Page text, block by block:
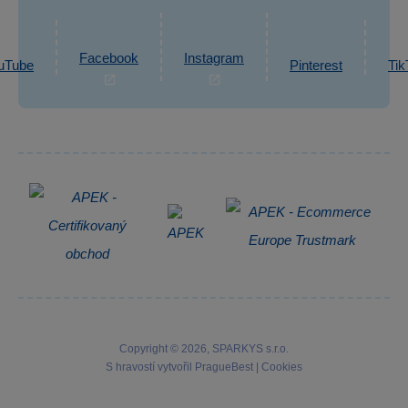
Informace o zpracování osobních údajů
Napsat zprávu
Facebook Instagram Pinterest
Copyright © 2026, SPARKYS s.r.o.
S hravostí vytvořil
PragueBest Cookies